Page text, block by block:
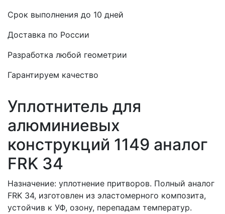
Срок выполнения до 10 дней
Доставка по России
Разработка любой геометрии
Гарантируем качество
Уплотнитель для
алюминиевых
конструкций 1149 аналог
FRK 34
Назначение: уплотнение притворов. Полный аналог
FRK 34, изготовлен из эластомерного композита,
устойчив к УФ, озону, перепадам температур.